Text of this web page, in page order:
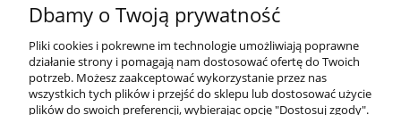
PRODUCENCI
Dbamy o Twoją prywatność
Pliki cookies i pokrewne im technologie umożliwiają poprawne
działanie strony i pomagają nam dostosować ofertę do Twoich
potrzeb. Możesz zaakceptować wykorzystanie przez nas
wszystkich tych plików i przejść do sklepu lub dostosować użycie
plików do swoich preferencji, wybierając opcję "Dostosuj zgody".